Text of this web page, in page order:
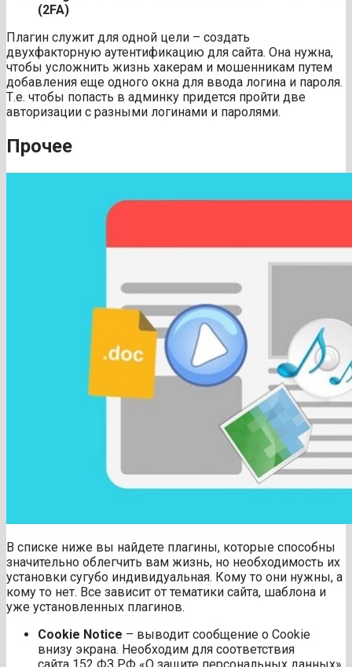
(2FA)
Плагин служит для одной цели – создать
двухфакторную аутентификацию для сайта. Она нужна,
чтобы усложнить жизнь хакерам и мошенникам путем
добавления еще одного окна для ввода логина и пароля.
Т.е. чтобы попасть в админку придется пройти две
авторизации с разными логинами и паролями.
Прочее
В списке ниже вы найдете плагины, которые способны
значительно облегчить вам жизнь, но необходимость их
установки сугубо индивидуальная. Кому то они нужны, а
кому то нет. Все зависит от тематики сайта, шаблона и
уже установленных плагинов.
Cookie Notice – выводит сообщение о Cookie
внизу экрана. Необходим для соответствия